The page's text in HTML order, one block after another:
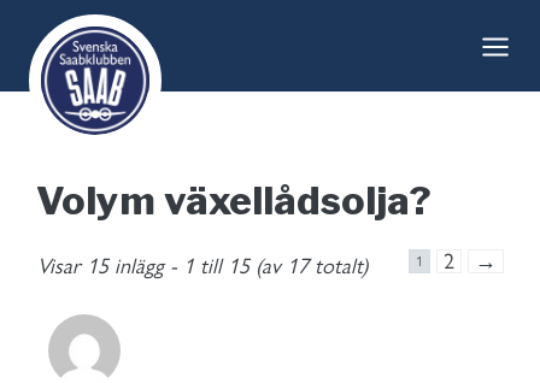
content
Volym växellådsolja?
Visar 15 inlägg - 1 till 15 (av 17 totalt) 1 2 →